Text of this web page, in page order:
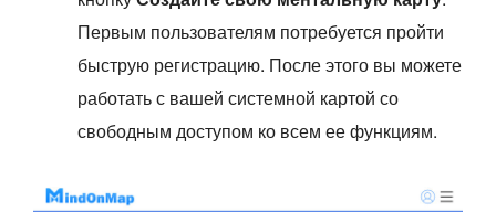
Первым пользователям потребуется пройти
быструю регистрацию. После этого вы можете
работать с вашей системной картой со
свободным доступом ко всем ее функциям.